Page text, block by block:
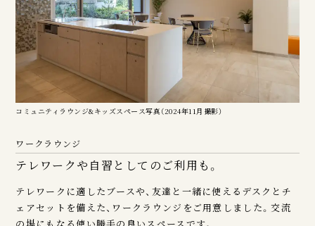
コミュニティラウンジ&キッズスペース写真（2024年11月撮影）
ワークラウンジ
テレワークや自習としてのご利用も。
テレワークに適したブースや、友達と一緒に使えるデスクとチ
ェアセットを備えた、ワークラウンジをご用意しました。交流